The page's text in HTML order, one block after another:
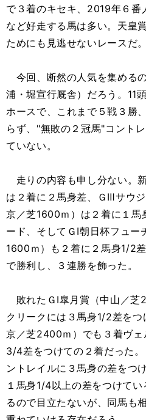
で３着のキセキ、2019年６番
など好走する馬は多い。天皇
ためにも見逃せないレースだ。
今回、断然の人気を集める
浦・堀宣行厩舎）だろう。11
ホースで、これまで５戦３勝
らず、"無敗の２冠馬"コント
ていない。
走りの内容も申し分ない。
は２着に２馬身差、ＧⅢサウ
京／芝1600ｍ）は２着に１馬
ード、そしてＧⅠ朝日杯フュ
1600ｍ）も２着に２馬身1/2
で勝利し、３連勝を飾った。
敗れたＧⅠ皐月賞（中山／
クリークには３馬身1/2差をつ
京／芝2400ｍ）でも３着ヴ
3/4差をつけての２着だった
ントレイルに３馬身の差をつ
１馬身1/4以上の差をつけて
るので目立たないが、同馬も